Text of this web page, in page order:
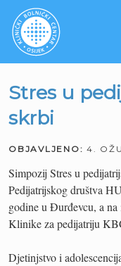
Stres u
skrbi
OBJAVLJENO: 4.
Simpozij Stres u
Pedijatrijskog društva
godine u Đurđevcu, a
Klinike za pedijatriju
Djetinjstvo i